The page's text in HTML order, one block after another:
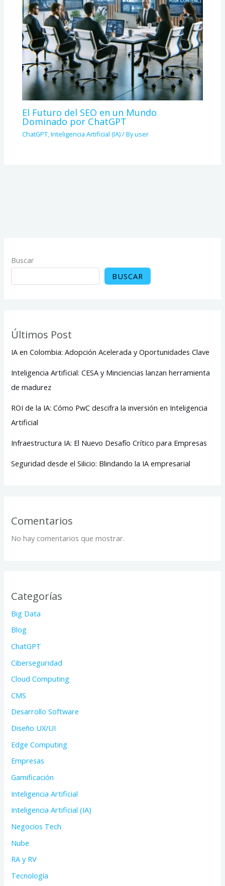
El Futuro del SEO en un Mundo
Dominado por ChatGPT
ChatGPT,Inteligencia Artificial (IA)/ Byuser
Buscar
BUSCAR
Últimos Post
IA en Colombia: Adopción Acelerada y Oportunidades Clave
Inteligencia Artificial: CESA y Minciencias lanzan herramienta
de madurez
ROI de la IA: Cómo PwC descifra la inversión en Inteligencia
Artificial
Infraestructura IA: El Nuevo Desafío Crítico para Empresas
Seguridad desde el Silicio: Blindando la IA empresarial
Comentarios
No hay comentarios que mostrar.
Categorías
Big Data
Blog
ChatGPT
Ciberseguridad
Cloud Computing
CMS
Desarrollo Software
Diseño UX/UI
Edge Computing
Empresas
Gamificación
Inteligencia Artificial
Inteligencia Artificial (IA)
Negocios Tech
Nube
RA y RV
Tecnología